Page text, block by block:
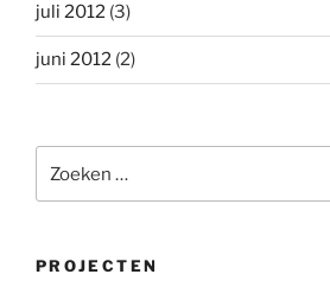
juli 2012 (3)
juni 2012 (2)
naar:
PROJECTEN